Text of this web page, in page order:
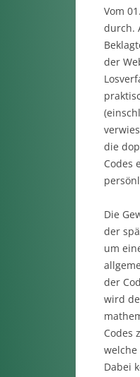
Vom
durch.
der
die
Codes
Die
der
um
der
wird
Codes
Dabei